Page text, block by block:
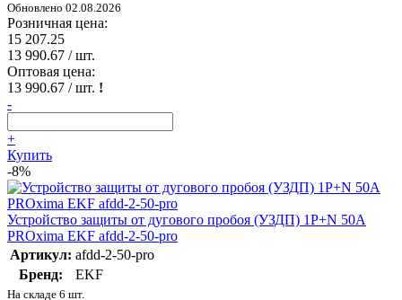
Обновлено 02.08.2026
Розничная цена:
15 207.25
13 990.67 / шт.
Оптовая цена:
13 990.67 / шт. !
-
+
Купить
-8%
Устройство защиты от дугового пробоя (УЗДП) 1P+N 50А
PROxima EKF afdd-2-50-pro
Артикул: afdd-2-50-pro
Бренд:
EKF
На складе 6 шт.